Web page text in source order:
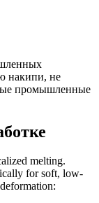
накипи, не
промышленные
melting.
for soft, low-